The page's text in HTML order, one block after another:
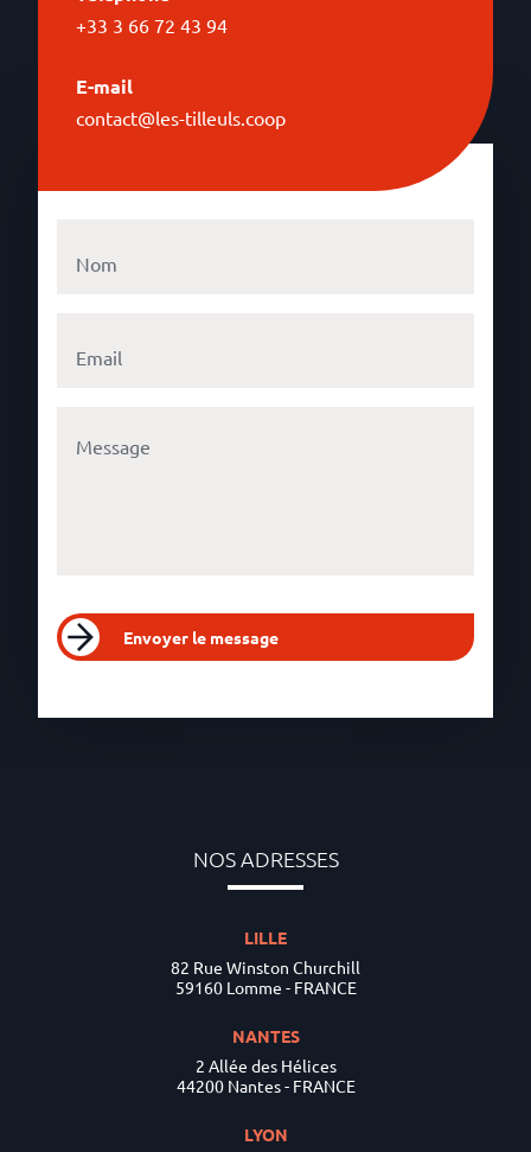
+33 3 66 72 43 94
E-mail
contact@les-tilleuls.coop
Envoyer le message
NOS ADRESSES
LILLE
82 Rue Winston Churchill
59160 Lomme - FRANCE
NANTES
2 Allée des Hélices
44200 Nantes - FRANCE
LYON